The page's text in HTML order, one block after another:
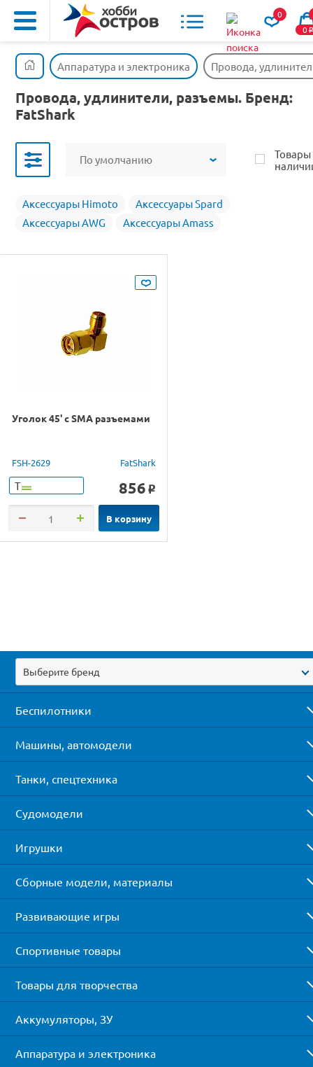
0
0o
Аппаратура и электроника Провода,
Провода, удлинители, разъемы. Бренд:
FatShark
По умолчанию
Товары
Аксессуары Himoto
Аксессуары Spard
Аксессуары AWG
Аксессуары Amass
Уголок 45' с SMA разъемами
FSH-2629 FatShark
Т 856 o
В корзину
Выберите бренд
Беспилотники
Машины, автомодели
Танки, спецтехника
Судомодели
Игрушки
Сборные модели, материалы
Развивающие игры
Спортивные товары
Товары для творчества
Аккумуляторы, ЗУ
Аппаратура и электроника